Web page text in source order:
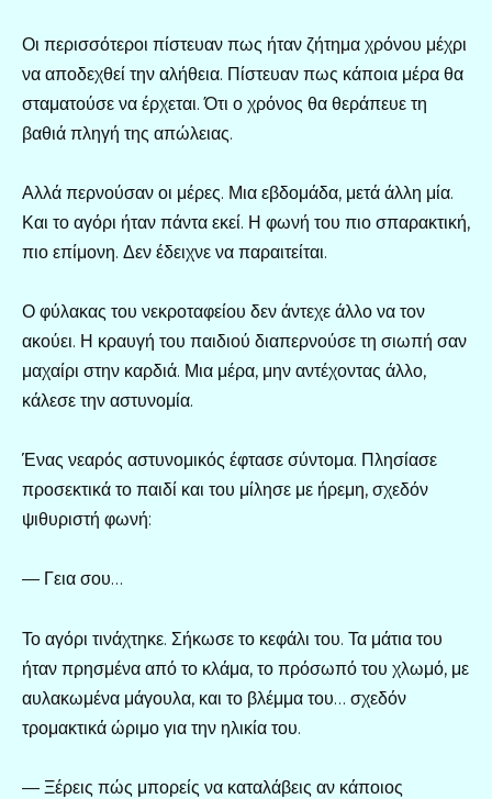
Οι περισσότεροι πίστευαν πως ήταν ζήτημα χρόνου μέχρι
να αποδεχθεί την αλήθεια. Πίστευαν πως κάποια μέρα θα
σταματούσε να έρχεται. Ότι ο χρόνος θα θεράπευε τη
βαθιά πληγή της απώλειας.
Αλλά περνούσαν οι μέρες. Μια εβδομάδα, μετά άλλη μία.
Και το αγόρι ήταν πάντα εκεί. Η φωνή του πιο σπαρακτική,
πιο επίμονη. Δεν έδειχνε να παραιτείται.
Ο φύλακας του νεκροταφείου δεν άντεχε άλλο να τον
ακούει. Η κραυγή του παιδιού διαπερνούσε τη σιωπή σαν
μαχαίρι στην καρδιά. Μια μέρα, μην αντέχοντας άλλο,
κάλεσε την αστυνομία.
Ένας νεαρός αστυνομικός έφτασε σύντομα. Πλησίασε
προσεκτικά το παιδί και του μίλησε με ήρεμη, σχεδόν
ψιθυριστή φωνή:
— Γεια σου…
Το αγόρι τινάχτηκε. Σήκωσε το κεφάλι του. Τα μάτια του
ήταν πρησμένα από το κλάμα, το πρόσωπό του χλωμό, με
αυλακωμένα μάγουλα, και το βλέμμα του… σχεδόν
τρομακτικά ώριμο για την ηλικία του.
— Ξέρεις πώς μπορείς να καταλάβεις αν κάποιος